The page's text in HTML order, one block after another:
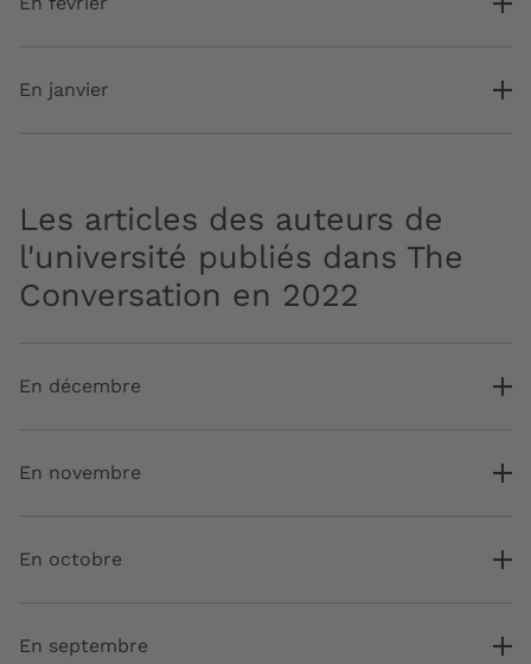
En janvier
Les articles des auteurs de
l'université publiés dans The
Conversation en 2022
En décembre
En novembre
En octobre
En septembre